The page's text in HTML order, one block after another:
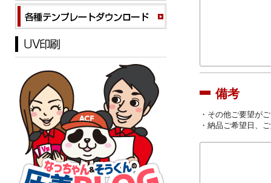
備考
・その他ご要望が
・納品ご希望日、